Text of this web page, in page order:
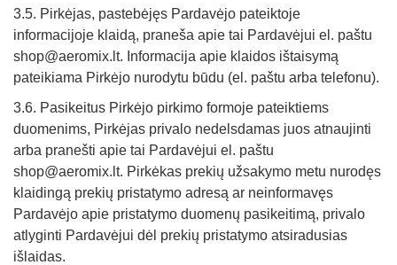
3.5. Pirkėjas, pastebėjęs Pardavėjo pateiktoje
informacijoje klaidą, praneša apie tai Pardavėjui el. paštu
shop@aeromix.lt. Informacija apie klaidos ištaisymą
pateikiama Pirkėjo nurodytu būdu (el. paštu arba telefonu).
3.6. Pasikeitus Pirkėjo pirkimo formoje pateiktiems
duomenims, Pirkėjas privalo nedelsdamas juos atnaujinti
arba pranešti apie tai Pardavėjui el. paštu
shop@aeromix.lt. Pirkėkas prekių užsakymo metu nurodęs
klaidingą prekių pristatymo adresą ar neinformavęs
Pardavėjo apie pristatymo duomenų pasikeitimą, privalo
atlyginti Pardavėjui dėl prekių pristatymo atsiradusias
išlaidas.